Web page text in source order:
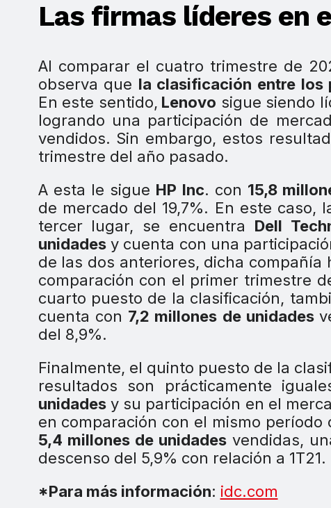
Las firmas líderes en
Al comparar el cuatro trimestre de
observa que la clasificación entre los
En este sentido, Lenovo sigue siendo
logrando una participación de
vendidos. Sin embargo, estos
trimestre del año pasado.
A esta le sigue HP Inc. con 15,8
de mercado del 19,7%. En este caso,
tercer lugar, se encuentra Dell
unidadesy cuenta con una
de las dos anteriores, dicha compañía
comparación con el primer trimestre
cuarto puesto de la clasificación,
cuenta con 7,2 millones de unidades
del 8,9%.
Finalmente, el quinto puesto de la
resultados son prácticamente
unidadesy su participación en el
en comparación con el mismo
5,4 millones de unidadesvendidas,
descenso del 5,9% con relación a 1T21.
*Para más información: idc.com